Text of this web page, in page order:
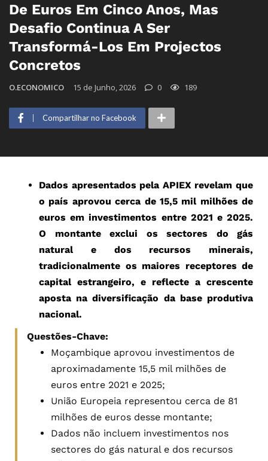
De Euros Em Cinco Anos, Mas
Desafio Continua A Ser
Transformá-Los Em Projectos
Concretos
O.ECONOMICO 15 de Junho, 2026 0 189
Compartilhar no Facebook
Dados apresentados pela APIEX revelam que
o país aprovou cerca de 15,5 mil milhões de
euros em investimentos entre 2021 e 2025.
O montante exclui os sectores do gás
natural e dos recursos minerais,
tradicionalmente os maiores receptores de
capital estrangeiro, e reflecte a crescente
aposta na diversificação da base produtiva
nacional.
Questões-Chave:
Moçambique aprovou investimentos de
aproximadamente 15,5 mil milhões de
euros entre 2021 e 2025;
União Europeia representou cerca de 81
milhões de euros desse montante;
Dados não incluem investimentos nos
sectores do gás natural e dos recursos